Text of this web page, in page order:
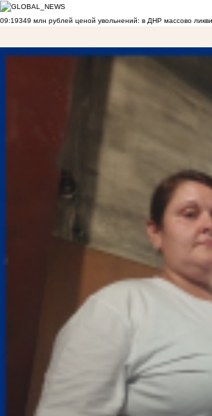
09:19349 млн рублей ценой увольнений: в ДНР массово